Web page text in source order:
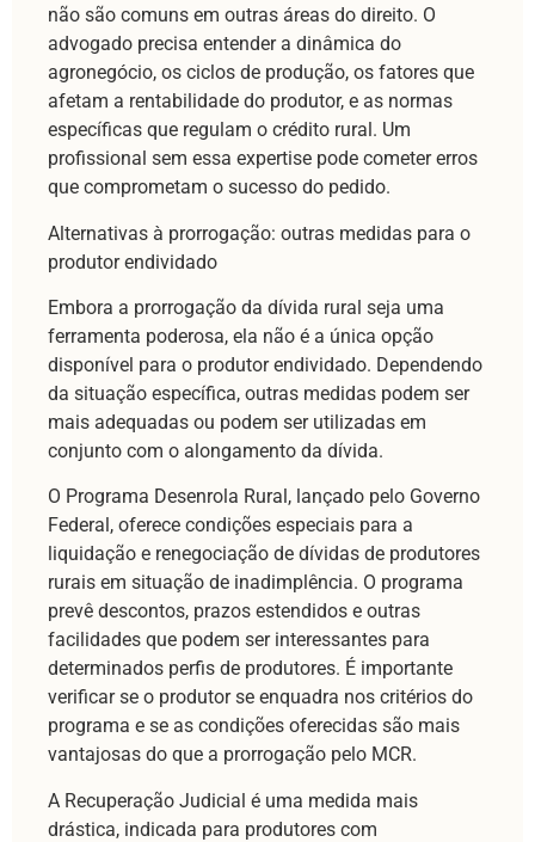
não são comuns em outras áreas do direito. O
advogado precisa entender a dinâmica do
agronegócio, os ciclos de produção, os fatores que
afetam a rentabilidade do produtor, e as normas
específicas que regulam o crédito rural. Um
profissional sem essa expertise pode cometer erros
que comprometam o sucesso do pedido.
Alternativas à prorrogação: outras medidas para o
produtor endividado
Embora a prorrogação da dívida rural seja uma
ferramenta poderosa, ela não é a única opção
disponível para o produtor endividado. Dependendo
da situação específica, outras medidas podem ser
mais adequadas ou podem ser utilizadas em
conjunto com o alongamento da dívida.
O Programa Desenrola Rural, lançado pelo Governo
Federal, oferece condições especiais para a
liquidação e renegociação de dívidas de produtores
rurais em situação de inadimplência. O programa
prevê descontos, prazos estendidos e outras
facilidades que podem ser interessantes para
determinados perfis de produtores. É importante
verificar se o produtor se enquadra nos critérios do
programa e se as condições oferecidas são mais
vantajosas do que a prorrogação pelo MCR.
A Recuperação Judicial é uma medida mais
drástica, indicada para produtores com